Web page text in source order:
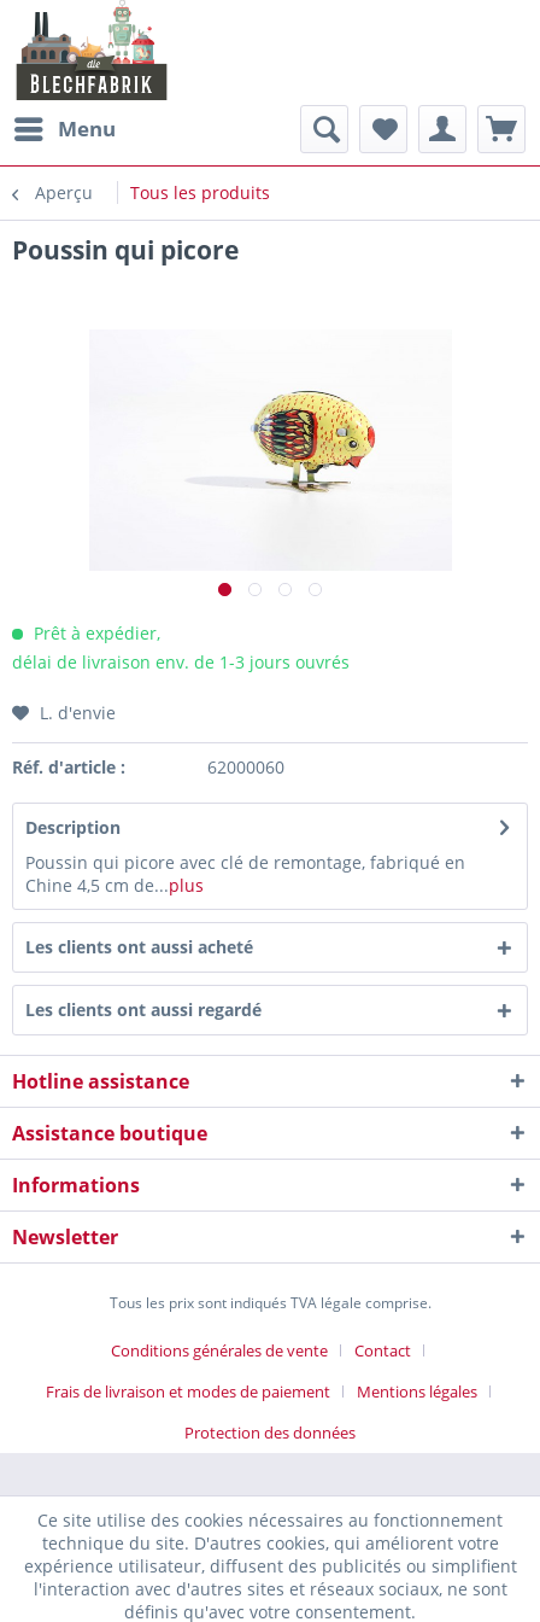
Menu
Aperçu Tous les produits
Poussin qui picore
Prêt à expédier,
délai de livraison env. de 1-3 jours ouvrés
L. d'envie
Réf. d'article : 62000060
Description
Poussin qui picore avec clé de remontage, fabriqué en
Chine 4,5 cm de...plus
Les clients ont aussi acheté
Les clients ont aussi regardé
Hotline assistance
Assistance boutique
Informations
Newsletter
Tous les prix sont indiqués TVA légale comprise.
Conditions générales de vente
Contact
Frais de livraison et modes de paiement
Mentions légales
Protection des données
Ce site utilise des cookies nécessaires au fonctionnement
technique du site. D'autres cookies, qui améliorent votre
expérience utilisateur, diffusent des publicités ou simplifient
l'interaction avec d'autres sites et réseaux sociaux, ne sont
définis qu'avec votre consentement.